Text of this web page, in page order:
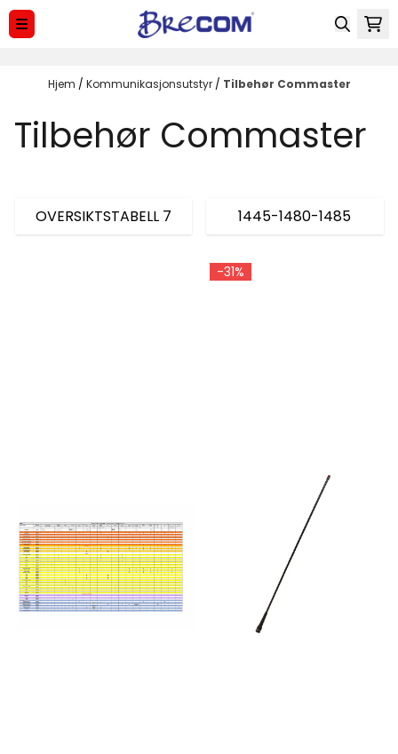
Hopp til innhold
Hjem / Kommunikasjonsutstyr / Tilbehør Commaster
Tilbehør Commaster
OVERSIKTSTABELL 7 1445-1480-1485
-31%